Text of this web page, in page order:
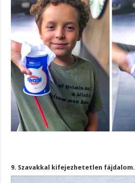
9. Szavakkal kifejezhetetlen fájdalom.